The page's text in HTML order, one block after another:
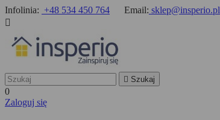
Infolinia: +48 534 450 764 Email: sklep@insperio.pl

 Szukaj
0
Zaloguj się